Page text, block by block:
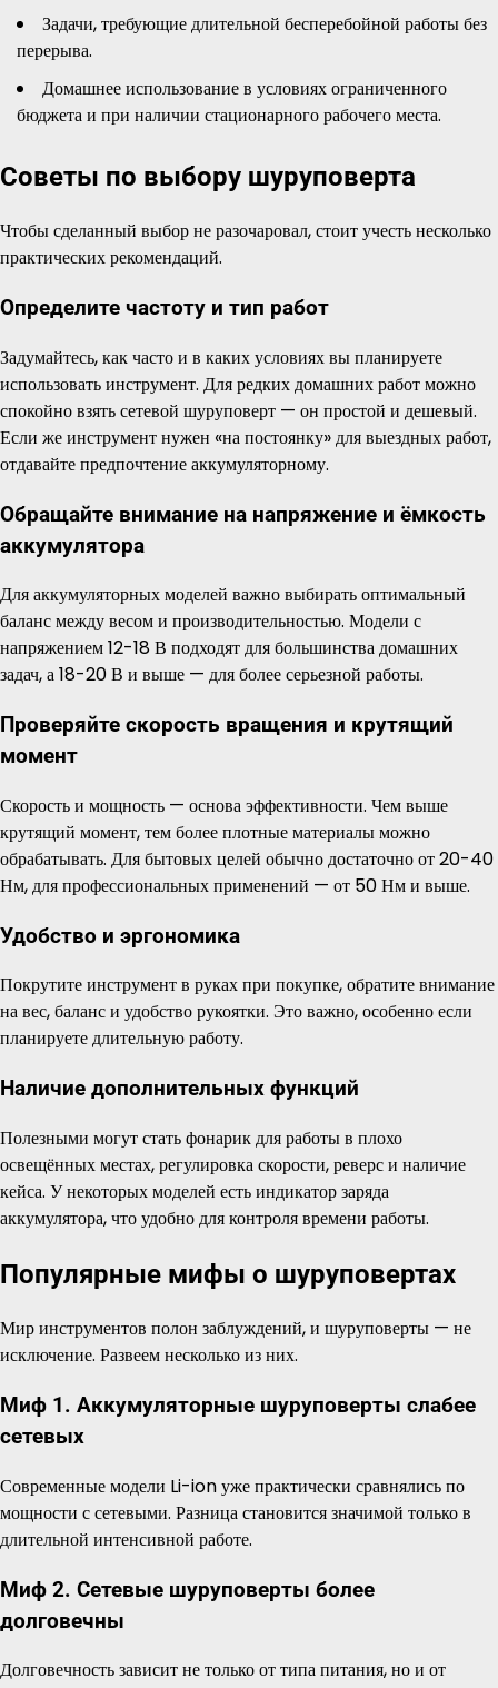
Задачи, требующие длительной бесперебойной работы без
перерыва.
Домашнее использование в условиях ограниченного
бюджета и при наличии стационарного рабочего места.
Советы по выбору шуруповерта
Чтобы сделанный выбор не разочаровал, стоит учесть несколько
практических рекомендаций.
Определите частоту и тип работ
Задумайтесь, как часто и в каких условиях вы планируете
использовать инструмент. Для редких домашних работ можно
спокойно взять сетевой шуруповерт — он простой и дешевый.
Если же инструмент нужен «на постоянку» для выездных работ,
отдавайте предпочтение аккумуляторному.
Обращайте внимание на напряжение и ёмкость
аккумулятора
Для аккумуляторных моделей важно выбирать оптимальный
баланс между весом и производительностью. Модели с
напряжением 12-18 В подходят для большинства домашних
задач, а 18-20 В и выше — для более серьезной работы.
Проверяйте скорость вращения и крутящий
момент
Скорость и мощность — основа эффективности. Чем выше
крутящий момент, тем более плотные материалы можно
обрабатывать. Для бытовых целей обычно достаточно от 20-40
Нм, для профессиональных применений — от 50 Нм и выше.
Удобство и эргономика
Покрутите инструмент в руках при покупке, обратите внимание
на вес, баланс и удобство рукоятки. Это важно, особенно если
планируете длительную работу.
Наличие дополнительных функций
Полезными могут стать фонарик для работы в плохо
освещённых местах, регулировка скорости, реверс и наличие
кейса. У некоторых моделей есть индикатор заряда
аккумулятора, что удобно для контроля времени работы.
Популярные мифы о шуруповертах
Мир инструментов полон заблуждений, и шуруповерты — не
исключение. Развеем несколько из них.
Миф 1. Аккумуляторные шуруповерты слабее
сетевых
Современные модели Li-ion уже практически сравнялись по
мощности с сетевыми. Разница становится значимой только в
длительной интенсивной работе.
Миф 2. Сетевые шуруповерты более
долговечны
Долговечность зависит не только от типа питания, но и от